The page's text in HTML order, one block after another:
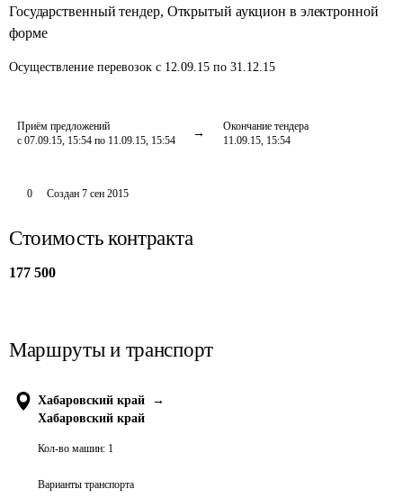
Государственный тендер, Открытый аукцион в электронной
форме
Осуществление перевозок с 12.09.15 по 31.12.15
Приём предложений
с 07.09.15, 15:54 по 11.09.15, 15:54
Окончание тендера
11.09.15, 15:54
0 Создан 7 сен 2015
Стоимость контракта
177 500
Маршруты и транспорт
Хабаровский край
→
Хабаровский край
Кол-во машин: 1
Варианты транспорта